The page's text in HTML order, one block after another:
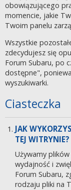
obowiązującego
momencie, jakie
Twoim panelu
Wszystkie
zdecydujesz się
Forum Subaru, po
dostępne",
wyszukiwarki.
Ciasteczka
JAK
TEJ WITRYNIE?
Używamy
wydajność i
Forum Subaru,
rodzaju pliki na